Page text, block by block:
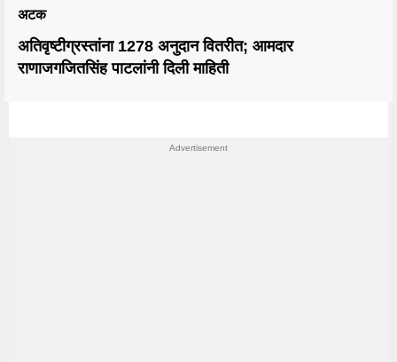
अटक
अतिवृष्टीग्रस्तांना 1278 अनुदान वितरीत; आमदार
राणाजगजितसिंह पाटलांनी दिली माहिती